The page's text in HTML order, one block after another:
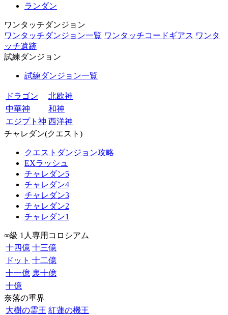
ランダン
ワンタッチダンジョン
ワンタッチダンジョン一覧 ワンタッチコードギアス ワンタ
ッチ遺跡
試練ダンジョン
試練ダンジョン一覧
ドラゴン
北欧神
中華神
和神
エジプト神 西洋神
チャレダン(クエスト)
クエストダンジョン攻略
EXラッシュ
チャレダン5
チャレダン4
チャレダン3
チャレダン2
チャレダン1
∞級 1人専用コロシアム
十四億 十三億
ドット 十二億
十一億 裏十億
十億
奈落の重界
大樹の霊王 紅蓮の機王